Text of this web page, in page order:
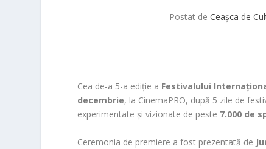
Postat deCeașca de
Cea de-a 5-a ediție a Festivalului
decembrie, la CinemaPRO, după 5 zile de
experimentate și vizionate de peste 7.000 de
Ceremonia de premiere a fost prezentată de